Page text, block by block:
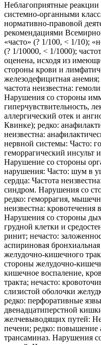
Неблагоприятные реакции
системно-органными
нормативно-правовой
рекомендациями
«часто» (? 1/100, < 1/10);
(? 1/10000, < 1/1000);
оценена, исходя из
стороны крови и
железодефицитная анемия;
частота неизвестна:
Нарушения со стороны
гиперчувствительность,
аллергический отек и
Квинке); редко:
неизвестна:
нервной системы: Часто:
геморрагический инсульт
Нарушение со стороны
нарушения: Часто: шум в
сердца: Частота
синдром. Нарушения со
редко: геморрагия,
неизвестна:
Нарушения со стороны
грудной клетки и
ринит; нечасто:
аспириновая
желудочно-кишечного
стороны желудочно-
кишечное воспаление,
тракта; нечасто:
слизистой оболочки
редко: перфоративные
двенадцатиперстной
желчевыводящих путей:
печени; редко: повышение
трансаминаз. Нарушения